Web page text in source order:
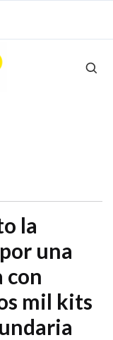
la
una
con
mil kits